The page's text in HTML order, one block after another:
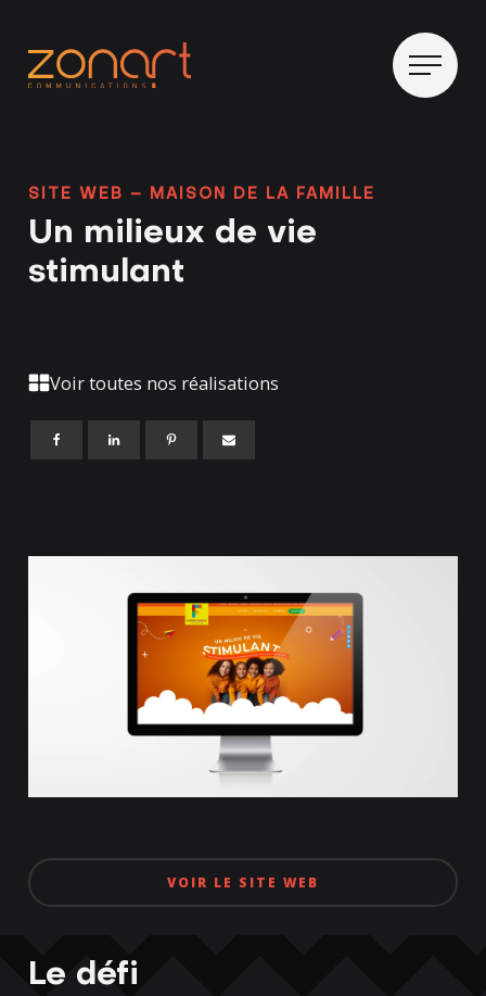
SITE WEB – MAISON DE LA FAMILLE
Un milieux de vie
stimulant
Voir toutes nos réalisations
VOIR LE SITE WEB
Le défi